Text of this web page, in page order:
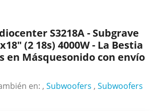
S3218A - Subgrave
(2 18s) 4000W - La Bestia
en Másquesonido con envío
en: ,Subwoofers ,Subwoofers